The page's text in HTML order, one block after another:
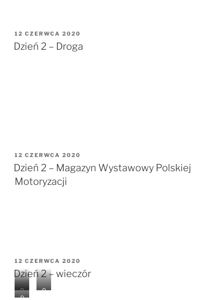
OPUBLIKOWANE
W
12 CZERWCA 2020
Dzień 2 – Droga
OPUBLIKOWANE
W
12 CZERWCA 2020
Dzień 2 – Magazyn Wystawowy Polskiej
Motoryzacji
OPUBLIKOWANE
W
12 CZERWCA 2020
Dzień 2 – wieczór
D
D
D